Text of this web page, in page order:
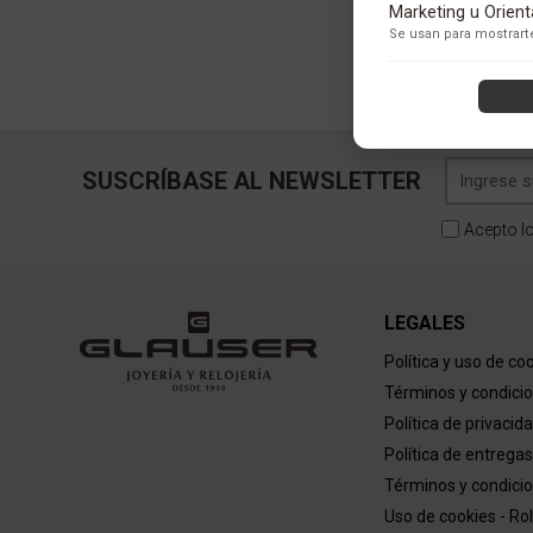
SUSCRÍBASE AL NEWSLETTER
Acepto
LEGALES
Política y uso de
Términos y
Política de
Política de
Términos y
Uso de cookies -
Utilizamos Adobe
los usuarios.
ContentSquare
con exclusión de datos
Política de Privacidad
Marketing u
Se usan para